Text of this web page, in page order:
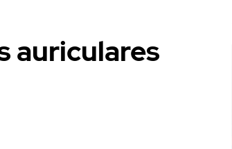
auriculares